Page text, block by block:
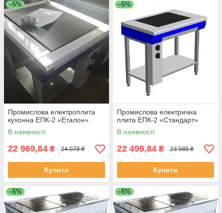
–5%
Промислова електроплита
кухонна ЕПК-2 «Еталон»
В наявності
22 969,84 ₴ 24 078 ₴
Купити
–5%
Промислова електрична
плита ЕПК-2 «Стандарт»
В наявності
22 499,84 ₴ 23 585 ₴
Купити
–5% –5%